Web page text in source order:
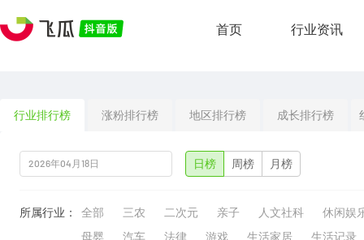
首页 行业资讯
行业排行榜 涨粉排行榜 地区排行榜 成长排行榜
日榜 周榜 月榜
所属行业： 全部 三农 二次元 亲子 人文社科
休闲娱
母婴
汽车 法律 游戏 生活家居
生活记录